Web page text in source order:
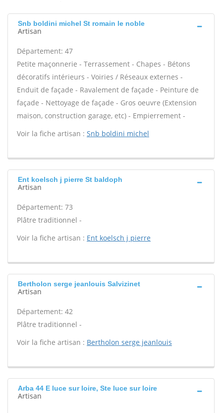
Snb boldini michel St romain le noble
Artisan
Département: 47
Petite maçonnerie - Terrassement - Chapes - Bétons
décoratifs intérieurs - Voiries / Réseaux externes -
Enduit de façade - Ravalement de façade - Peinture de
façade - Nettoyage de façade - Gros oeuvre (Extension
maison, construction garage, etc) - Empierrement -
Voir la fiche artisan : Snb boldini michel
Ent koelsch j pierre St baldoph
Artisan
Département: 73
Plâtre traditionnel -
Voir la fiche artisan : Ent koelsch j pierre
Bertholon serge jeanlouis Salvizinet
Artisan
Département: 42
Plâtre traditionnel -
Voir la fiche artisan : Bertholon serge jeanlouis
Arba 44 E luce sur loire, Ste luce sur loire
Artisan